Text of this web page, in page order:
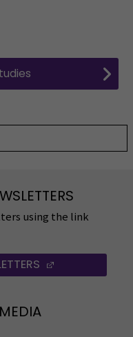
using the link
(OPENS IN A